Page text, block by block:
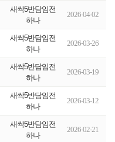
새싹5반담임전
하나
2026-04-02
새싹5반담임전
하나
2026-03-26
새싹5반담임전
하나
2026-03-19
새싹5반담임전
하나
2026-03-12
새싹5반담임전
하나
2026-02-21